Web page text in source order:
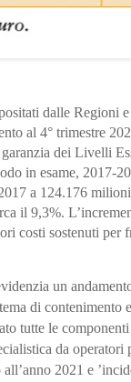
dalle Regioni
al 4° trimestre
dei Livelli
in esame, 2017-
a 124.176
il 9,3%.
costi sostenuti per
un
di contenimento
tutte le
da
2021 e